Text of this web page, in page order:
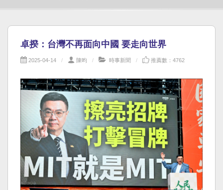
卓揆：台灣不再面向中國 要走向世界
2025-04-14 陳昀 時事新聞 推薦數：4762